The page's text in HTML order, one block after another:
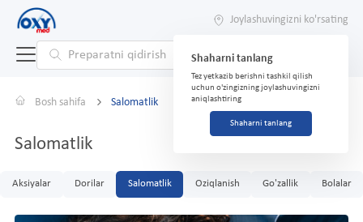
Joylashuvingizni ko'rsating
Shaharni tanlang
Tez yetkazib berishni tashkil qilish
uchun o'zingizning joylashuvingizni
aniqlashtiring
Shaharni tanlang
Bosh sahifa Salomatlik
Salomatlik
Aksiyalar Dorilar Salomatlik Oziqlanish Go'zallik Bolalar